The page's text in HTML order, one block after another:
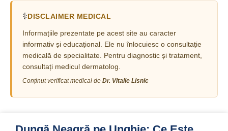
⚕️DISCLAIMER MEDICAL
Informațiile prezentate pe acest site au caracter
informativ și educațional. Ele nu înlocuiesc o consultație
medicală de specialitate. Pentru diagnostic și tratament,
consultați medicul dermatolog.
Conținut verificat medical de Dr. Vitalie Lisnic